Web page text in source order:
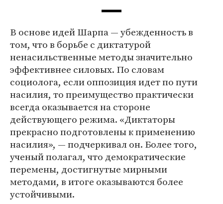
В основе идей Шарпа — убежденность в
том, что в борьбе с диктатурой
ненасильственные методы значительно
эффективнее силовых. По словам
социолога, если оппозиция идет по пути
насилия, то преимущество практически
всегда оказывается на стороне
действующего режима. «Диктаторы
прекрасно подготовлены к применению
насилия», — подчеркивал он. Более того,
ученый полагал, что демократические
перемены, достигнутые мирными
методами, в итоге оказываются более
устойчивыми.